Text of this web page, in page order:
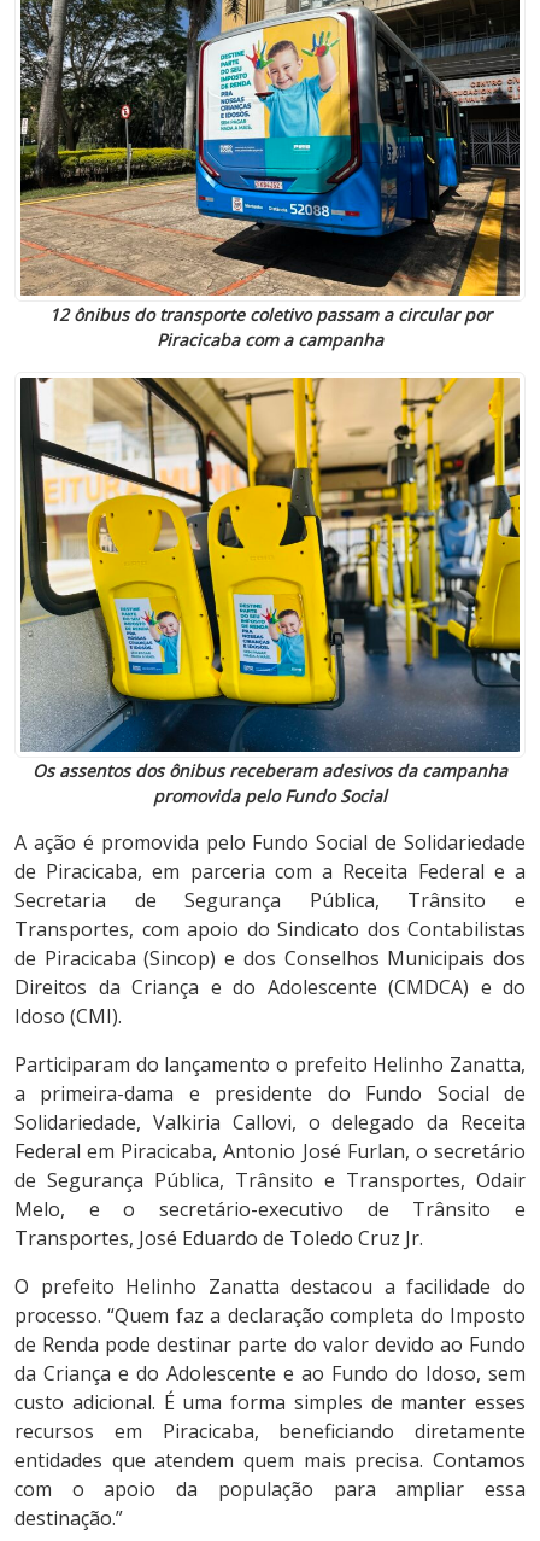
12 ônibus do transporte coletivo passam a circular por
Piracicaba com a campanha
Os assentos dos ônibus receberam adesivos da campanha
promovida pelo Fundo Social
A ação é promovida pelo Fundo Social de Solidariedade
de Piracicaba, em parceria com a Receita Federal e a
Secretaria de Segurança Pública, Trânsito e
Transportes, com apoio do Sindicato dos Contabilistas
de Piracicaba (Sincop) e dos Conselhos Municipais dos
Direitos da Criança e do Adolescente (CMDCA) e do
Idoso (CMI).
Participaram do lançamento o prefeito Helinho Zanatta,
a primeira-dama e presidente do Fundo Social de
Solidariedade, Valkiria Callovi, o delegado da Receita
Federal em Piracicaba, Antonio José Furlan, o secretário
de Segurança Pública, Trânsito e Transportes, Odair
Melo, e o secretário-executivo de Trânsito e
Transportes, José Eduardo de Toledo Cruz Jr.
O prefeito Helinho Zanatta destacou a facilidade do
processo. “Quem faz a declaração completa do Imposto
de Renda pode destinar parte do valor devido ao Fundo
da Criança e do Adolescente e ao Fundo do Idoso, sem
custo adicional. É uma forma simples de manter esses
recursos em Piracicaba, beneficiando diretamente
entidades que atendem quem mais precisa. Contamos
com o apoio da população para ampliar essa
destinação.”